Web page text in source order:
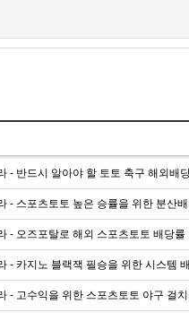
- 반드시 알아야 할 토토 축구 해외배
- 스포츠토토 높은 승률을 위한 분산
- 오즈포탈로 해외 스포츠토토 배당
- 카지노 블랙잭 필승을 위한 시스템
- 고수익을 위한 스포츠토토 야구 걸